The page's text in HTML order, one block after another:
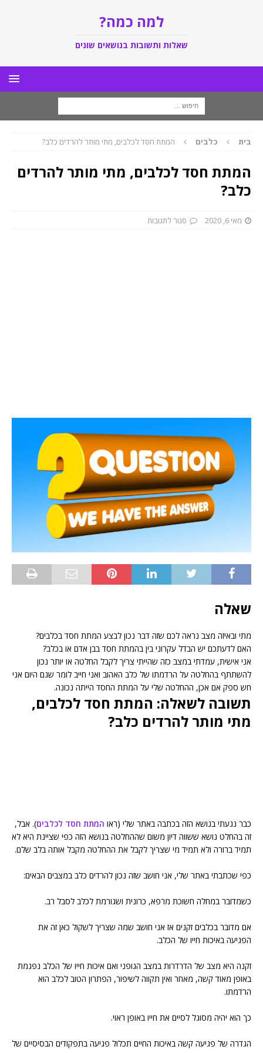
למה כמה?
שאלות ותשובות בנושאים שונים
בית כלבים המתת חסד לכלבים, מתי מותר להרדים כלב?
המתת חסד לכלבים, מתי מותר להרדים
כלב?
מאי 6, 2020 סגור לתגובות
שאלה
מתי ובאיזה מצב נראה לכם שזה דבר נכון לבצע המתת חסד בכלבים?
האם לדעתכם יש הבדל עקרוני בין בהמתת חסד בבן אדם או בכלב?
אני אישית, עמדתי במצב כזה שהייתי צריך לקבל החלטה או יותר נכון
להשתתף בהחלטה על הרדמתו של כלב האהוב ואני חייב לומר שגם היום אני
חש ספק אם אכן, ההחלטה שלי על המתת החסד הייתה נכונה.
תשובה לשאלה: המתת חסד לכלבים,
מתי מותר להרדים כלב?
כבר נגעתי בנושא הזה בכתבה באתר שלי (ראו המתת חסד לכלבים). אבל,
זה בהחלט נושא ששווה דיון משום שההחלטה בנושא הזה כפי שציינת היא לא
תמיד ברורה ולא תמיד מי שצריך לקבל את ההחלטה מקבל אותה בלב שלם.
כפי שכתבתי באתר שלי, אני חושב שזה נכון להרדים כלב במצבים הבאים:
כשמדובר במחלה חשוכת מרפא, כרונית ושגורמת לכלב לסבל רב.
אם מדובר בכלבים זקנים אז אני חושב שמה שצריך לשקול כאן זה את
הפגיעה באיכות חייו של הכלב.
זקנה היא מצב של הדרדרות במצב הגופני ואם איכות חייו של הכלב נפגמת
באופן מאוד קשה, מאחר ואין תקווה לשיפור, הפתרון הטוב לכלב הוא
הרדמתו.
כך הוא יהיה מסוגל לסיים את חייו באופן ראוי.
הגדרה של פגיעה קשה באיכות החיים תכלול פגיעה בתפקודים הבסיסיים של